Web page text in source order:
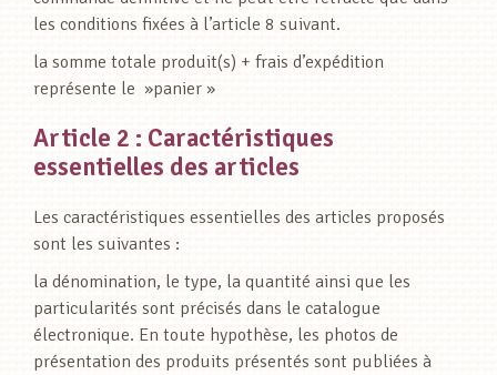
les conditions fixées à l’article 8 suivant.
la somme totale produit(s) + frais d’expédition
représente le »panier »
Article 2 : Caractéristiques
essentielles des articles
Les caractéristiques essentielles des articles proposés
sont les suivantes :
la dénomination, le type, la quantité ainsi que les
particularités sont précisés dans le catalogue
électronique. En toute hypothèse, les photos de
présentation des produits présentés sont publiées à